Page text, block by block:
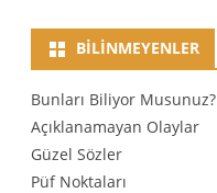
BILINMEYENLER
Bunları Biliyor Musunuz?
Açıklanamayan Olaylar
Güzel Sözler
Püf Noktaları